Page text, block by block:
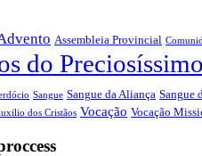
Assembleia Provincial
do
Sangue Sangue da Aliança Sangue
dos Cristãos Vocação Vocação